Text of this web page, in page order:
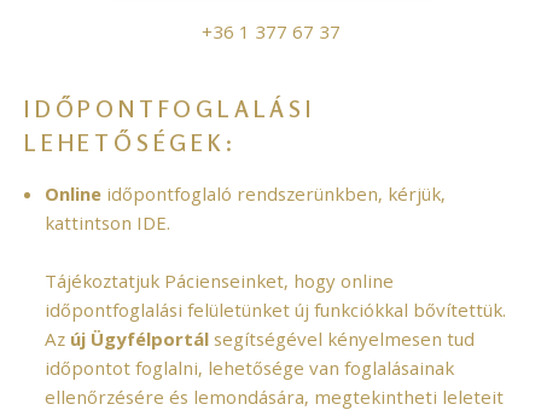
+36 1 377 67 37
IDŐPONTFOGLALÁSI
LEHETŐSÉGEK:
Onlineidőpontfoglaló rendszerünkben, kérjük,
kattintson IDE.
Tájékoztatjuk Pácienseinket, hogy online
időpontfoglalási felületünket új funkciókkal bővítettük.
Az új Ügyfélportálsegítségével kényelmesen tud
időpontot foglalni, lehetősége van foglalásainak
ellenőrzésére és lemondására, megtekintheti leleteit